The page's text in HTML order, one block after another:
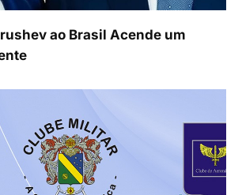
ao Brasil Acende um